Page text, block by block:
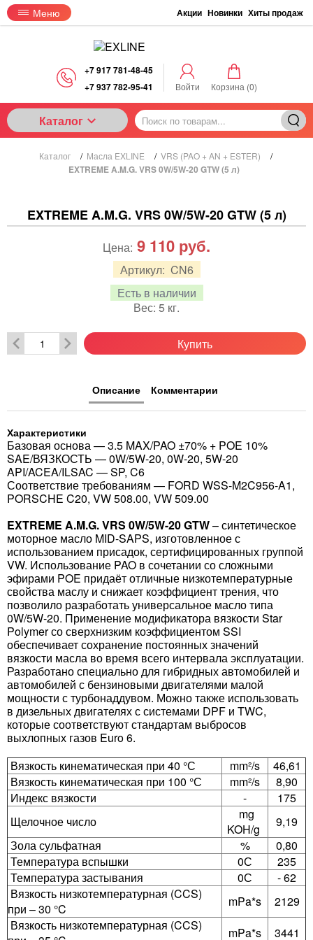
Меню Акции Новинки Хиты продаж
+7 917 781-48-45
+7 937 782-95-41
Войти Корзина (0)
Каталог
Каталог / Масла EXLINE / VRS (PAO + AN + ESTER) /
EXTREME A.M.G. VRS 0W/5W-20 GTW (5 л)
EXTREME A.M.G. VRS 0W/5W-20 GTW (5 л)
Артикул: CN6
Есть в наличии
Вес: 5 кг.
Цена: 9 110 руб.
Купить
Описание Комментарии
Характеристики
Базовая основа — 3.5 MAX/PAO ±70% + POE 10%
SAE/ВЯЗКОСТЬ — 0W/5W-20, 0W-20, 5W-20
API/ACEA/ILSAC — SP, C6
Соответствие требованиям — FORD WSS-M2C956-A1,
PORSCHE C20, VW 508.00, VW 509.00
EXTREME A.M.G. VRS 0W/5W-20 GTW– синтетическое
моторное масло MID-SAPS, изготовленное с
использованием присадок, сертифицированных группой
VW. Использование PAO в сочетании со сложными
эфирами POE придаёт отличные низкотемпературные
свойства маслу и снижает коэффициент трения, что
позволило разработать универсальное масло типа
0W/5W-20. Применение модификатора вязкости Star
Polymer со сверхнизким коэффициентом SSI
обеспечивает сохранение постоянных значений
вязкости масла во время всего интервала эксплуатации.
Разработано специально для гибридных автомобилей и
автомобилей с бензиновыми двигателями малой
мощности с турбонаддувом. Можно также использовать
в дизельных двигателях с системами DPF и TWC,
которые соответствуют стандартам выбросов
выхлопных газов Euro 6.
Вязкость кинематическая при 40 °С
mm²/s
46,61
Вязкость кинематическая при 100 °С
mm²/s
8,90
Индекс вязкости
-
175
Щелочное число
mg
KOH/g
9,19
Зола сульфатная
%
0,80
Температура вспышки
0С
235
Температура застывания
0С
- 62
Вязкость низкотемпературная (CCS)
при – 30 °C
mPa*s
2129
Вязкость низкотемпературная (CCS)
mPa*s 3441